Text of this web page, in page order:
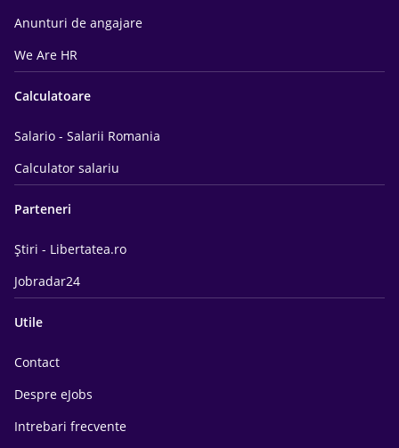
Anunturi de angajare
We Are HR
Calculatoare
Salario - Salarii Romania
Calculator salariu
Parteneri
Știri - Libertatea.ro
Jobradar24
Utile
Contact
Despre eJobs
Intrebari frecvente